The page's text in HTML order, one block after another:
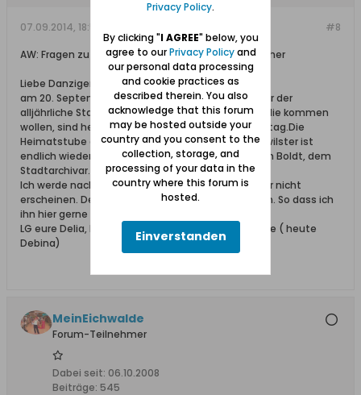
#8
07.09.2014, 18:58
AW: Fragen zu Neuteich / Heimatbund der Neuteicher
Liebe Danziger und Gdansk Freunde
am 20. September findet in Wilster in Hotel Stücker der
alljährliche Stammtisch der Neuteicher statt.Alle,die kommen
wollen, sind herzlich eingeladen. Schon am vormittag.Die
Heimatstube der Neuteicher im Alten Rathaus in wilster ist
endlich wieder hergerichtet. Und zwar von christian Boldt, dem
Stadtarchivar.
Ich werde nach meinen Erlebnissen im letzten Jahr nicht
erscheinen. Der Termin wurde mir aber zugetragen. So dass ich
ihn hier gerne weitergebe
LG eure Delia, Enkelin von Fritz Schroedter Eichwalde ( heute
Debina)
MeinEichwalde
Forum-Teilnehmer
Dabei seit: 06.10.2008
Beiträge: 545
Privacy Policy.
By clicking "I AGREE" below, you
agree to ourPrivacy Policyand
our personal data processing
and cookie practices as
described therein. You also
acknowledge that this forum
may be hosted outside your
country and you consent to the
collection, storage, and
processing of your data in the
country where this forum is
hosted.
Einverstanden